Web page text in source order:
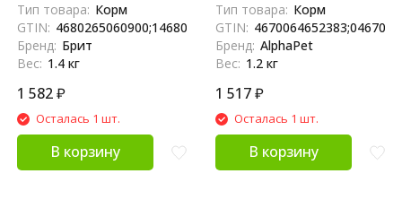
пищеварением с ягненком -
100 г х 14 шт
Тип товара: Корм
GTIN: 4680265060900;14680265060907
Бренд: Брит
Вес: 1.4 кг
1 582₽
Осталась 1 шт.
В корзину
анчоусами и креветками в
соусе, в ламистерах - 80 г х 15
шт
Тип товара: Корм
GTIN:
Бренд: AlphaPet
Вес: 1.2 кг
1 517₽
Осталась 1 шт.
В корзину